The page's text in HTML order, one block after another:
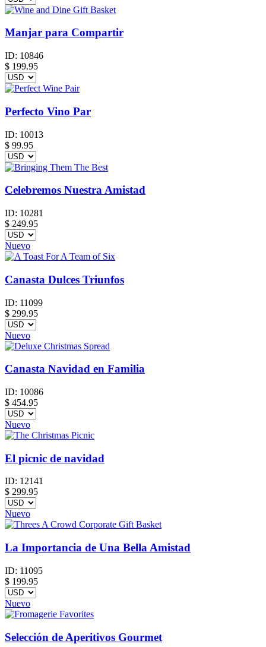
Manjar para Compartir
ID: 10846
$ 199.95
Perfecto Vino Par
ID: 10013
$ 99.95
Celebremos Nuestra Amistad
ID: 10281
$ 249.95
Nuevo
Canasta Dulces Triunfos
ID: 11099
$ 299.95
Nuevo
Canasta Navidad en Familia
ID: 10086
$ 454.95
Nuevo
El picnic de navidad
ID: 12141
$ 299.95
Nuevo
La Importancia de Una Bella Amistad
ID: 11095
$ 199.95
Nuevo
Selección de Aperitivos Gourmet